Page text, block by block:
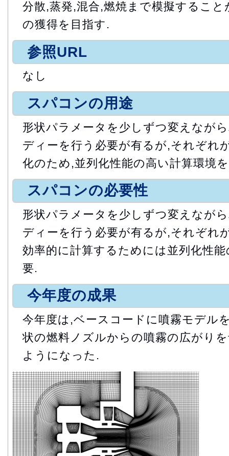
分散,蒸発,混合,燃焼まで模擬すること
の獲得を目指す.
参照URL
なし
スパコンの用途
形状パラメータを少しずつ変えなが
ディーを行う必要が有るが,それぞれ
化のため,並列化性能の高い計算環境
スパコンの必要性
形状パラメータを少しずつ変えなが
ディーを行う必要が有るが,それぞれ
効率的に計算するためには並列化性
要.
今年度の成果
今年度は,ベースコードに噴霧モデル
状の燃料ノズルからの噴霧の広がり
ようになった.